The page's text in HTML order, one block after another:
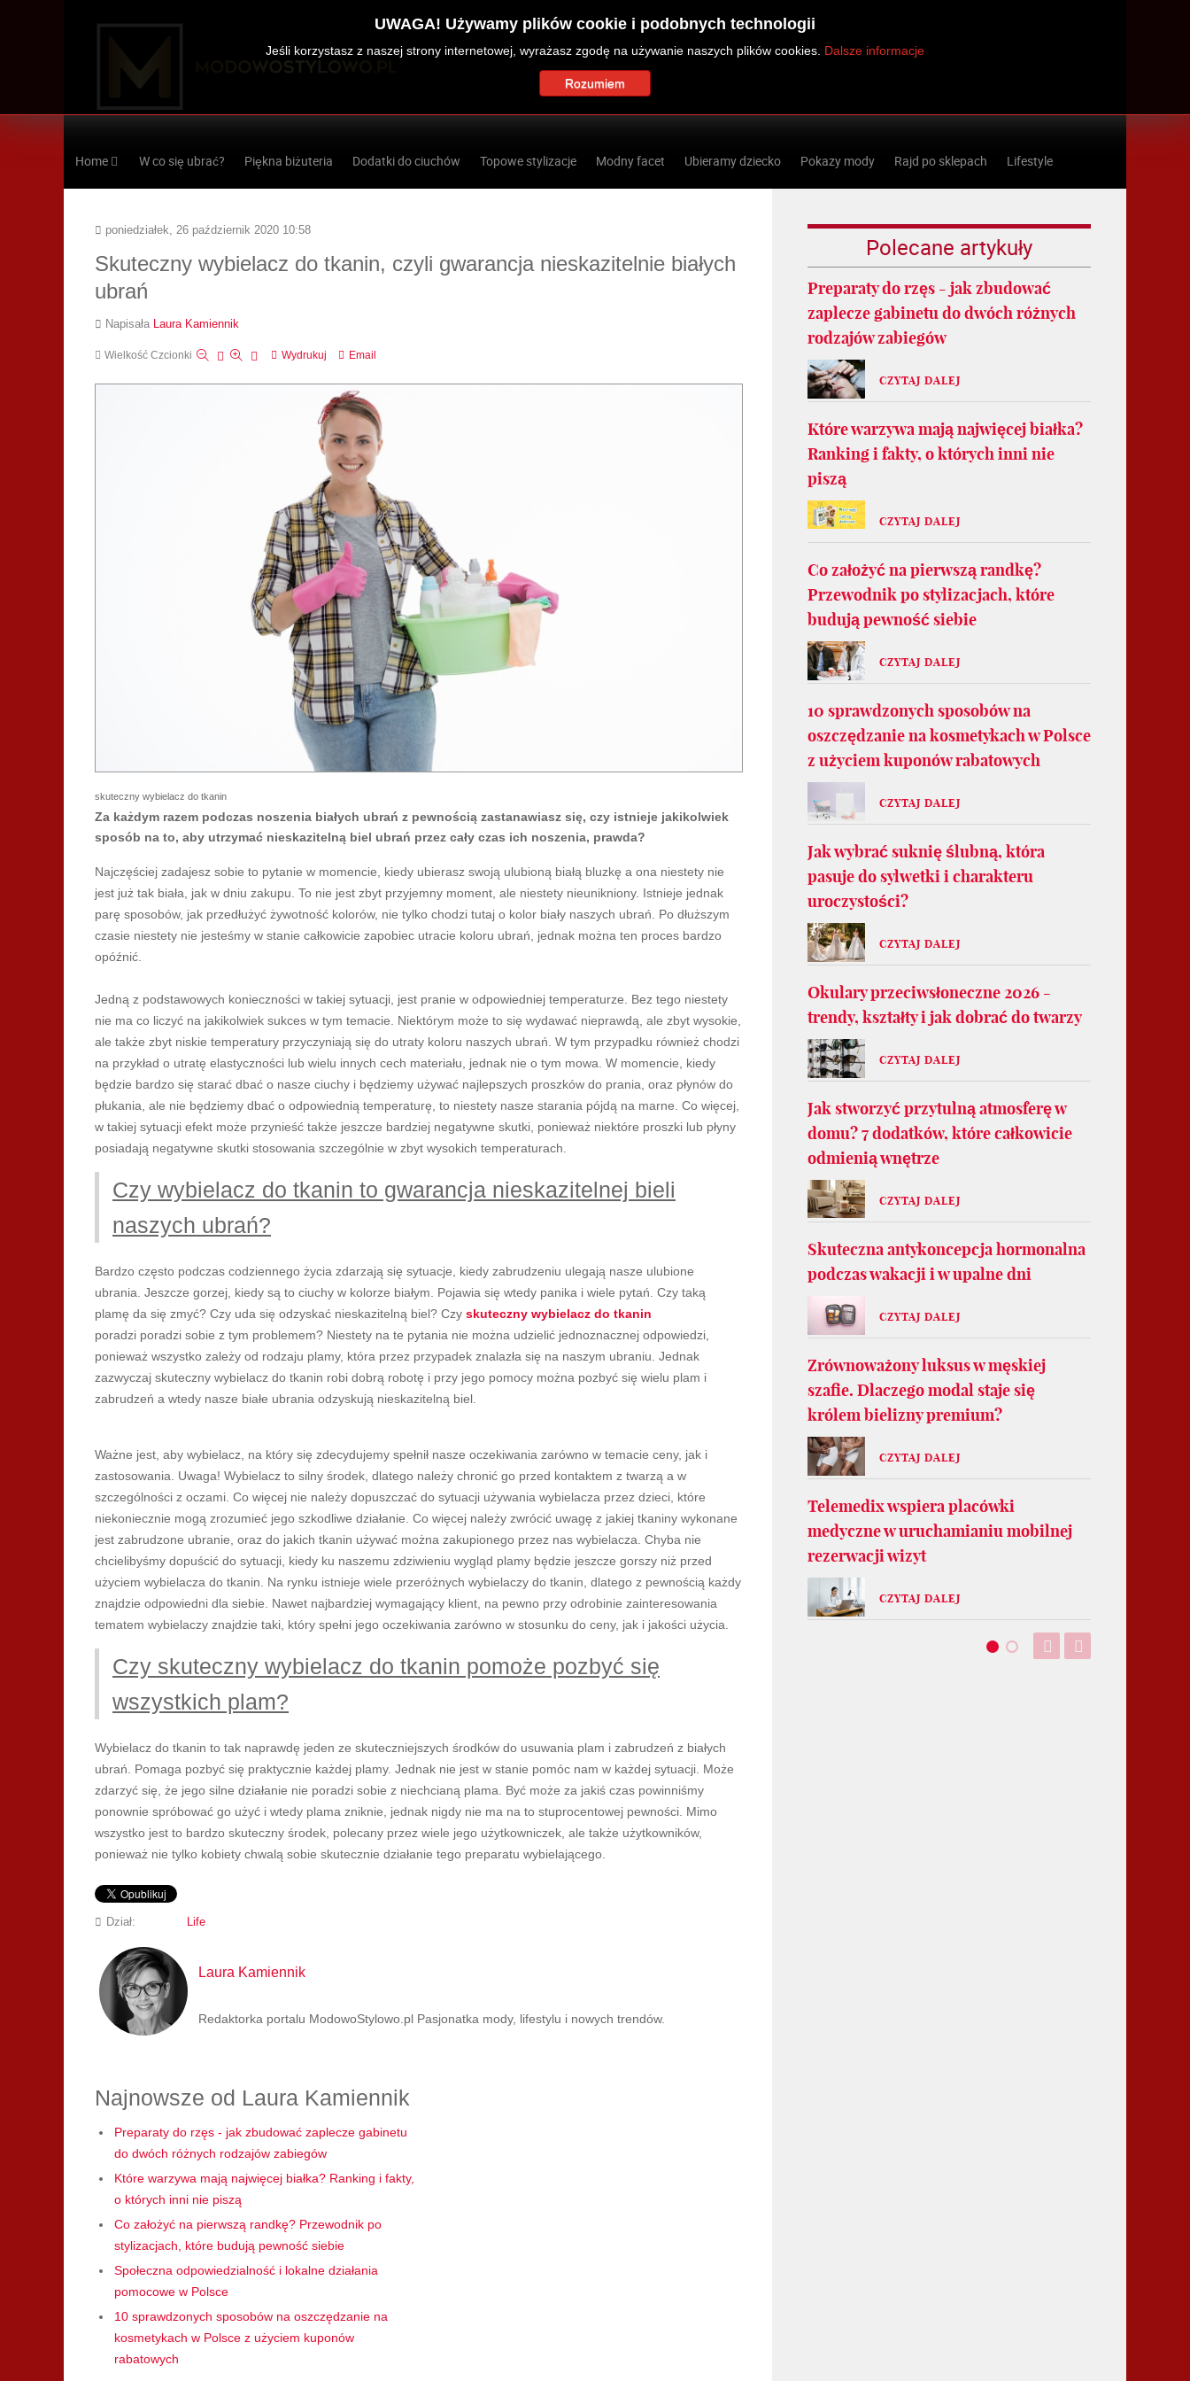
Home W co się ubrać? Piękna biżuteria Dodatki do ciuchów Topowe stylizacje Modny facet Ubieramy dziecko Pokazy mody Rajd po sklepach Lifestyle
poniedziałek, 26 październik 2020 10:58
Skuteczny wybielacz do tkanin, czyli gwarancja nieskazitelnie białych
ubrań
Napisała Laura Kamiennik
Wielkość Czcionki Wydrukuj Email
skuteczny wybielacz do tkanin
Za każdym razem podczas noszenia białych ubrań z pewnością zastanawiasz się, czy istnieje jakikolwiek
sposób na to, aby utrzymać nieskazitelną biel ubrań przez cały czas ich noszenia, prawda?
Najczęściej zadajesz sobie to pytanie w momencie, kiedy ubierasz swoją ulubioną białą bluzkę a ona niestety nie
jest już tak biała, jak w dniu zakupu. To nie jest zbyt przyjemny moment, ale niestety nieunikniony. Istnieje jednak
parę sposobów, jak przedłużyć żywotność kolorów, nie tylko chodzi tutaj o kolor biały naszych ubrań. Po dłuższym
czasie niestety nie jesteśmy w stanie całkowicie zapobiec utracie koloru ubrań, jednak można ten proces bardzo
opóźnić.
Jedną z podstawowych konieczności w takiej sytuacji, jest pranie w odpowiedniej temperaturze. Bez tego niestety
nie ma co liczyć na jakikolwiek sukces w tym temacie. Niektórym może to się wydawać nieprawdą, ale zbyt wysokie,
ale także zbyt niskie temperatury przyczyniają się do utraty koloru naszych ubrań. W tym przypadku również chodzi
na przykład o utratę elastyczności lub wielu innych cech materiału, jednak nie o tym mowa. W momencie, kiedy
będzie bardzo się starać dbać o nasze ciuchy i będziemy używać najlepszych proszków do prania, oraz płynów do
płukania, ale nie będziemy dbać o odpowiednią temperaturę, to niestety nasze starania pójdą na marne. Co więcej,
w takiej sytuacji efekt może przynieść także jeszcze bardziej negatywne skutki, ponieważ niektóre proszki lub płyny
posiadają negatywne skutki stosowania szczególnie w zbyt wysokich temperaturach.
Czy wybielacz do tkanin to gwarancja nieskazitelnej bieli
naszych ubrań?
Bardzo często podczas codziennego życia zdarzają się sytuacje, kiedy zabrudzeniu ulegają nasze ulubione
ubrania. Jeszcze gorzej, kiedy są to ciuchy w kolorze białym. Pojawia się wtedy panika i wiele pytań. Czy taką
plamę da się zmyć? Czy uda się odzyskać nieskazitelną biel? Czy skuteczny wybielacz do tkanin
poradzi poradzi sobie z tym problemem? Niestety na te pytania nie można udzielić jednoznacznej odpowiedzi,
ponieważ wszystko zależy od rodzaju plamy, która przez przypadek znalazła się na naszym ubraniu. Jednak
zazwyczaj skuteczny wybielacz do tkanin robi dobrą robotę i przy jego pomocy można pozbyć się wielu plam i
zabrudzeń a wtedy nasze białe ubrania odzyskują nieskazitelną biel.
Ważne jest, aby wybielacz, na który się zdecydujemy spełnił nasze oczekiwania zarówno w temacie ceny, jak i
zastosowania. Uwaga! Wybielacz to silny środek, dlatego należy chronić go przed kontaktem z twarzą a w
szczególności z oczami. Co więcej nie należy dopuszczać do sytuacji używania wybielacza przez dzieci, które
niekoniecznie mogą zrozumieć jego szkodliwe działanie. Co więcej należy zwrócić uwagę z jakiej tkaniny wykonane
jest zabrudzone ubranie, oraz do jakich tkanin używać można zakupionego przez nas wybielacza. Chyba nie
chcielibyśmy dopuścić do sytuacji, kiedy ku naszemu zdziwieniu wygląd plamy będzie jeszcze gorszy niż przed
użyciem wybielacza do tkanin. Na rynku istnieje wiele przeróżnych wybielaczy do tkanin, dlatego z pewnością każdy
znajdzie odpowiedni dla siebie. Nawet najbardziej wymagający klient, na pewno przy odrobinie zainteresowania
tematem wybielaczy znajdzie taki, który spełni jego oczekiwania zarówno w stosunku do ceny, jak i jakości użycia.
Czy skuteczny wybielacz do tkanin pomoże pozbyć się
wszystkich plam?
Wybielacz do tkanin to tak naprawdę jeden ze skuteczniejszych środków do usuwania plam i zabrudzeń z białych
ubrań. Pomaga pozbyć się praktycznie każdej plamy. Jednak nie jest w stanie pomóc nam w każdej sytuacji. Może
zdarzyć się, że jego silne działanie nie poradzi sobie z niechcianą plama. Być może za jakiś czas powinniśmy
ponownie spróbować go użyć i wtedy plama zniknie, jednak nigdy nie ma na to stuprocentowej pewności. Mimo
wszystko jest to bardzo skuteczny środek, polecany przez wiele jego użytkowniczek, ale także użytkowników,
ponieważ nie tylko kobiety chwalą sobie skutecznie działanie tego preparatu wybielającego.
Dział: Life
Laura Kamiennik
Redaktorka portalu ModowoStylowo.pl Pasjonatka mody, lifestylu i nowych trendów.
Najnowsze od Laura Kamiennik
Preparaty do rzęs - jak zbudować zaplecze gabinetu
do dwóch różnych rodzajów zabiegów
Które warzywa mają najwięcej białka? Ranking i fakty,
o których inni nie piszą
Co założyć na pierwszą randkę? Przewodnik po
stylizacjach, które budują pewność siebie
Społeczna odpowiedzialność i lokalne działania
pomocowe w Polsce
10 sprawdzonych sposobów na oszczędzanie na
kosmetykach w Polsce z użyciem kuponów
rabatowych
Polecane artykuły
Preparaty do rzęs - jak zbudować
zaplecze gabinetu do dwóch różnych
rodzajów zabiegów
CZYTAJ DALEJ
Które warzywa mają najwięcej białka?
Ranking i fakty, o których inni nie
piszą
CZYTAJ DALEJ
Co założyć na pierwszą randkę?
Przewodnik po stylizacjach, które
budują pewność siebie
CZYTAJ DALEJ
10 sprawdzonych sposobów na
oszczędzanie na kosmetykach w Polsce
z użyciem kuponów rabatowych
CZYTAJ DALEJ
Jak wybrać suknię ślubną, która
pasuje do sylwetki i charakteru
uroczystości?
CZYTAJ DALEJ
Okulary przeciwsłoneczne 2026 -
trendy, kształty i jak dobrać do twarzy
CZYTAJ DALEJ
Jak stworzyć przytulną atmosferę w
domu? 7 dodatków, które całkowicie
odmienią wnętrze
CZYTAJ DALEJ
Skuteczna antykoncepcja hormonalna
podczas wakacji i w upalne dni
CZYTAJ DALEJ
Zrównoważony luksus w męskiej
szafie. Dlaczego modal staje się
królem bielizny premium?
CZYTAJ DALEJ
Telemedix wspiera placówki
medyczne w uruchamianiu mobilnej
rezerwacji wizyt
CZYTAJ DALEJ
UWAGA! Używamy plików cookie i podobnych technologii
Jeśli korzystasz z naszej strony internetowej, wyrażasz zgodę na używanie naszych plików cookies. Dalsze informacje
Rozumiem